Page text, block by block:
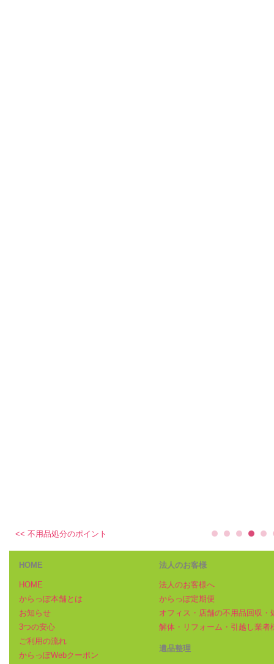
<< 不用品処分のポイント
HOME
HOME
からっぽ本舗とは
お知らせ
3つの安心
ご利用の流れ
からっぽWebクーポン
法人のお客様
法人のお客様へ
からっぽ定期便
オフィス・店舗の不用品回収・
解体・リフォーム・引越し業者
遺品整理